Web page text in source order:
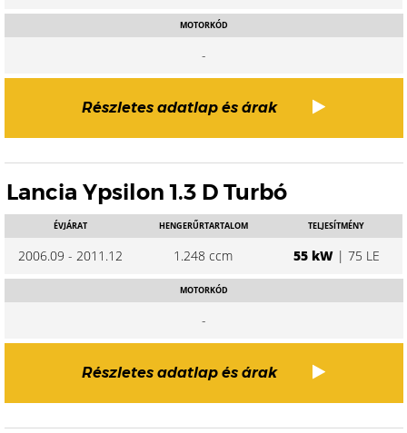
MOTORKÓD
-
Részletes adatlap és árak
Lancia Ypsilon 1.3 D Turbó
ÉVJÁRAT
2006.09 - 2011.12
HENGERŰRTARTALOM
1.248 ccm
TELJESÍTMÉNY
55 kW| 75 LE
MOTORKÓD
-
Részletes adatlap és árak